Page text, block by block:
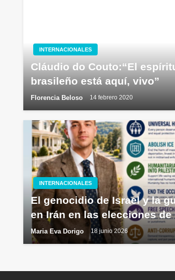
INTERNACIONALES
Cláudio do Couto:“El
brasileño está aquí, vivo”
Florencia Beloso 14 febrero 2020
INTERNACIONALES
El genocidio de Israel y la
en Irán en las elecciones de
Maria Eva Dorigo 18 junio 2026